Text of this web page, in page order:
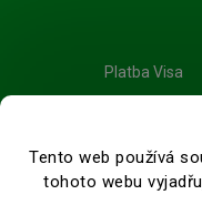
Tento web používá
tohoto webu
Platba Visa